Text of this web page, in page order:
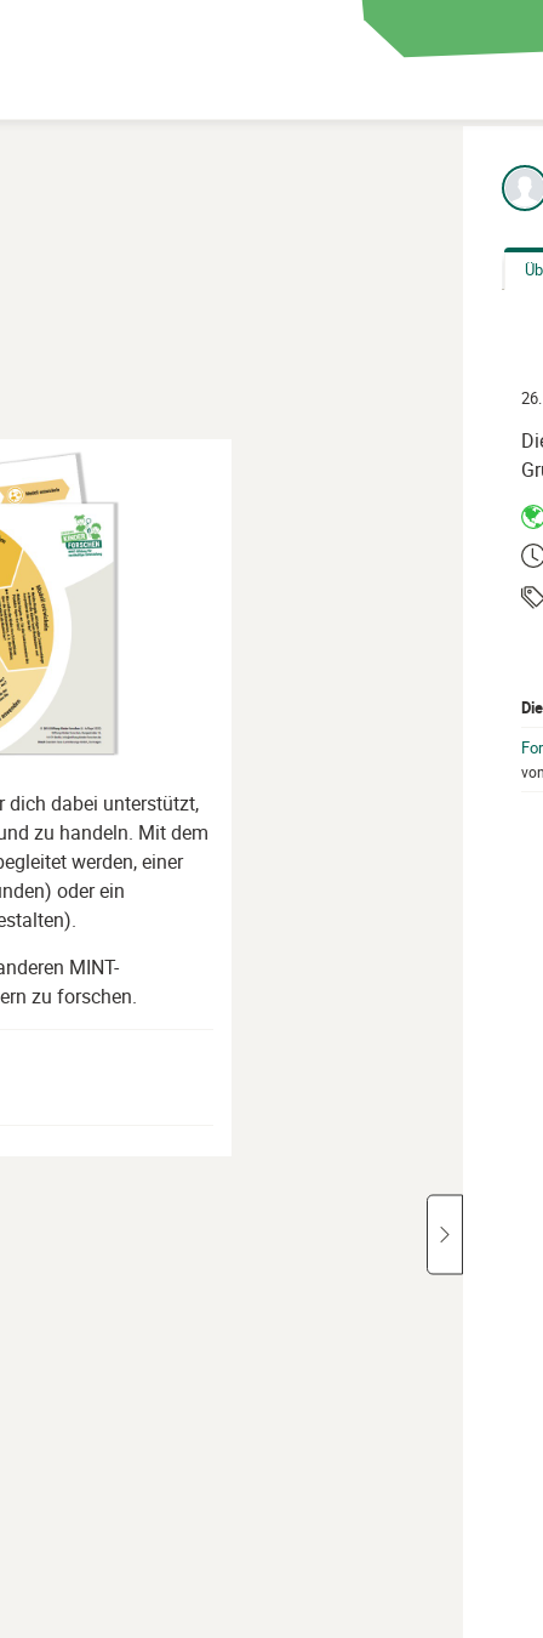
dich dabei unterstützt,
zu handeln. Mit dem
werden, einer
oder ein
MINT-
zu forschen.